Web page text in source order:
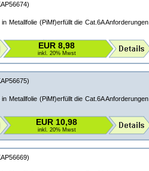
Metallfolie (PiMf)erfüllt die Cat.6A Anforderungen
EUR 8,98
inkl. 20% Mwst
Metallfolie (PiMf)erfüllt die Cat.6A Anforderungen
EUR 10,98
inkl. 20% Mwst